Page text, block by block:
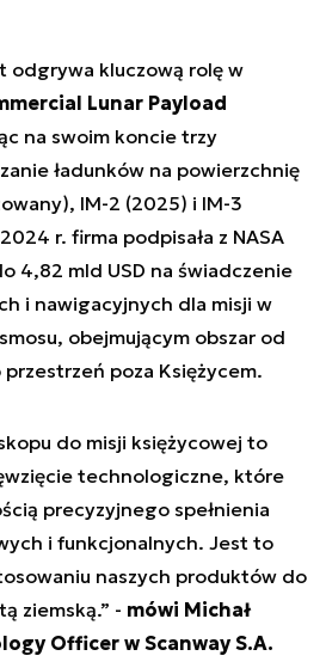
odgrywa kluczową rolę w
Lunar Payload
na swoim koncie trzy
ładunków na powierzchnię
IM-2 (2025) i IM-3
r. firma podpisała z NASA
4,82 mld USD na świadczenie
i nawigacyjnych dla misji w
obejmującym obszar od
poza Księżycem.
do misji księżycowej to
technologiczne, które
precyzyjnego spełnienia
i funkcjonalnych. Jest to
naszych produktów do
ziemską.” - mówi Michał
Officer w Scanway S.A.